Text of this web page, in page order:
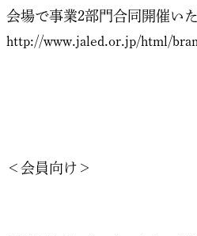
会場で事業2部門合同開催いた
http://www.jaled.or.jp/html/
＜会員向け＞